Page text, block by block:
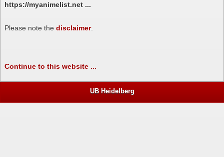
https://myanimelist.net ...
Please note the disclaimer.
Continue to this website ...
UB Heidelberg